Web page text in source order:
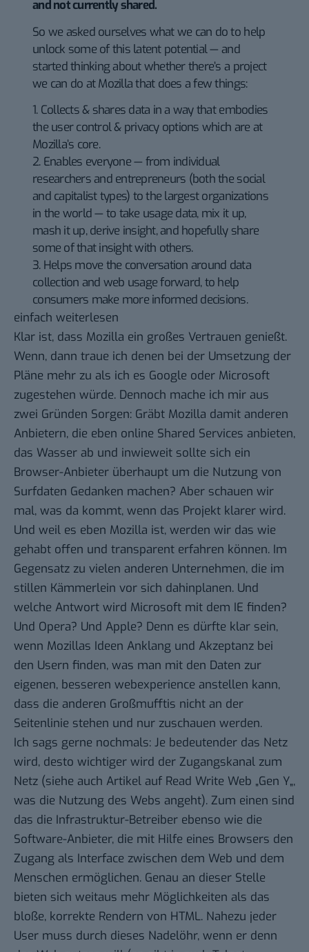
and not currently shared.
So we asked ourselves what we can do to help
unlock some of this latent potential — and
started thinking about whether there’s a project
we can do at Mozilla that does a few things:
1. Collects & shares data in a way that embodies
the user control & privacy options which are at
Mozilla’s core.
2. Enables everyone — from individual
researchers and entrepreneurs (both the social
and capitalist types) to the largest organizations
in the world — to take usage data, mix it up,
mash it up, derive insight, and hopefully share
some of that insight with others.
3. Helps move the conversation around data
collection and web usage forward, to help
consumers make more informed decisions.
einfach weiterlesen
Klar ist, dass Mozilla ein großes Vertrauen genießt.
Wenn, dann traue ich denen bei der Umsetzung der
Pläne mehr zu als ich es Google oder Microsoft
zugestehen würde. Dennoch mache ich mir aus
zwei Gründen Sorgen: Gräbt Mozilla damit anderen
Anbietern, die eben online Shared Services anbieten,
das Wasser ab und inwieweit sollte sich ein
Browser-Anbieter überhaupt um die Nutzung von
Surfdaten Gedanken machen? Aber schauen wir
mal, was da kommt, wenn das Projekt klarer wird.
Und weil es eben Mozilla ist, werden wir das wie
gehabt offen und transparent erfahren können. Im
Gegensatz zu vielen anderen Unternehmen, die im
stillen Kämmerlein vor sich dahinplanen. Und
welche Antwort wird Microsoft mit dem IE finden?
Und Opera? Und Apple? Denn es dürfte klar sein,
wenn Mozillas Ideen Anklang und Akzeptanz bei
den Usern finden, was man mit den Daten zur
eigenen, besseren webexperience anstellen kann,
dass die anderen Großmufftis nicht an der
Seitenlinie stehen und nur zuschauen werden.
Ich sags gerne nochmals: Je bedeutender das Netz
wird, desto wichtiger wird der Zugangskanal zum
Netz (siehe auch Artikel auf Read Write Web „Gen Y„,
was die Nutzung des Webs angeht). Zum einen sind
das die Infrastruktur-Betreiber ebenso wie die
Software-Anbieter, die mit Hilfe eines Browsers den
Zugang als Interface zwischen dem Web und dem
Menschen ermöglichen. Genau an dieser Stelle
bieten sich weitaus mehr Möglichkeiten als das
bloße, korrekte Rendern von HTML. Nahezu jeder
User muss durch dieses Nadelöhr, wenn er denn